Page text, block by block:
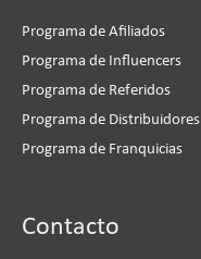
Programa de Afiliados
Programa de Influencers
Programa de Referidos
Programa de Distribuidores
Programa de Franquicias
Contacto